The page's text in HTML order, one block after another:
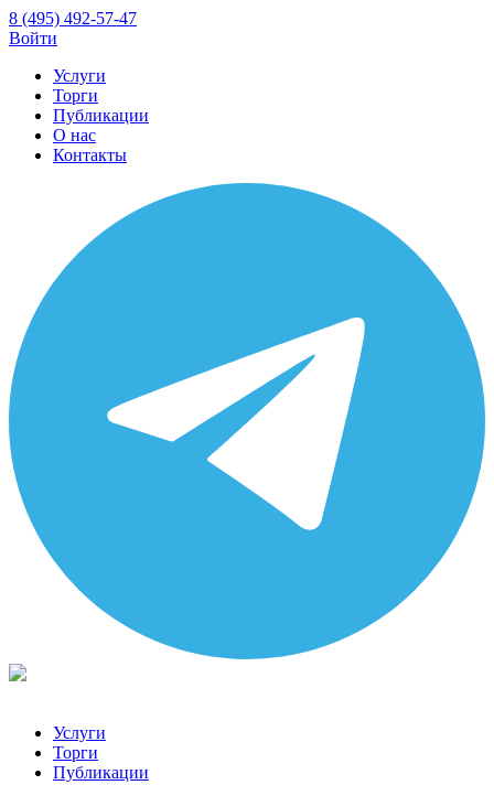
8 (495) 492-57-47
Войти
Услуги
Торги
Публикации
О нас
Контакты
Услуги
Торги
Публикации